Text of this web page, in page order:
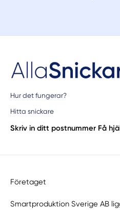
Hur det fungerar?
Hitta snickare
Skriv in ditt postnummer Få
Företaget
Smartproduktion Sverige AB